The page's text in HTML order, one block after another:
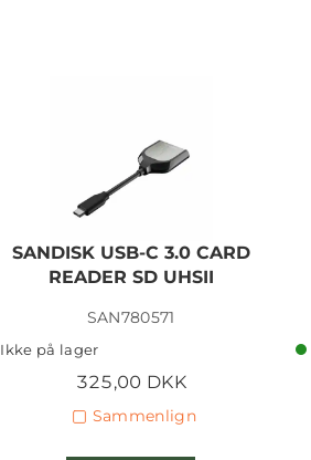
SANDISK USB-C 3.0 CARD
READER SD UHSII
SAN780571
Ikke på lager
325,00 DKK
Sammenlign